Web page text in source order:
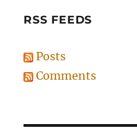
RSS FEEDS
Posts
Comments